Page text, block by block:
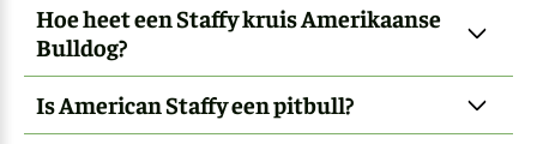
Hoe heet een Staffy kruis Amerikaanse
Bulldog?
Is American Staffy een pitbull?